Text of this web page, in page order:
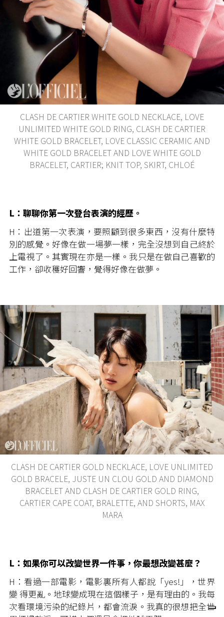
CLASH DE CARTIER WHITE GOLD NECKLACE, LOVE
UNLIMITED WHITE GOLD RING, CLASH DE CARTIER
WHITE GOLD BRACELET, LOVE CLASSIC CERAMIC AND
WHITE GOLD BRACELET AND LOVE WHITE GOLD
BRACELET, CARTIER; KNIT TOP, SKIRT, CHLOÉ
L：聊聊你第一次登台表演的經歷。
H：出道第一次表演，要照顧到很多東西，沒有什麼特
別的感覺。好像在做一場夢一樣，完全沒想到自己終於
上電視了。其實現在亦是一樣。我只是在做自己喜歡的
工作，卻收穫好回響，覺得好像在做夢。
CLASH DE CARTIER GOLD NECKLACE, LOVE UNLIMITED
GOLD BRACELE, JUSTE UN CLOU GOLD AND DIAMOND
BRACELET AND CLASH DE CARTIER GOLD RING,
CARTIER CAPE COAT, BRALETTE, AND SHORTS, MAX
MARA
L：如果你可以改變世界一件事，你最想改變甚麼？
H：看過一部電影，電影裏所有人都說「yes!」，世界
變 得更亂。地球變成現在這個樣子，是有理由的。我每
次看環境污染的紀錄片，都會流淚。我真的很想把全世